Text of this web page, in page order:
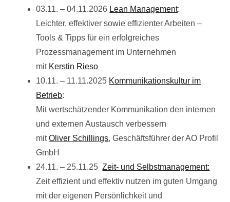
03.11. – 04.11.2026 Lean Management:
Leichter, effektiver sowie effizienter Arbeiten –
Tools & Tipps für ein erfolgreiches
Prozessmanagement im Unternehmen
mit Kerstin Rieso
10.11. – 11.11.2025 Kommunikationskultur im
Betrieb:
Mit wertschätzender Kommunikation den internen
und externen Austausch verbessern
mitOliver Schillings, Geschäftsführer der AO Profil
GmbH
24.11. – 25.11.25Zeit- und Selbstmanagement:
Zeit effizient und effektiv nutzen im guten Umgang
mit der eigenen Persönlichkeit und